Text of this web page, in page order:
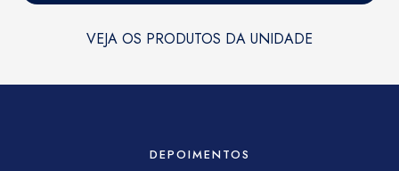
VEJA OS PRODUTOS DA UNIDADE
DEPOIMENTOS